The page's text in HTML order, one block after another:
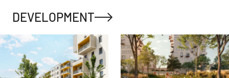
DEVELOPMENT